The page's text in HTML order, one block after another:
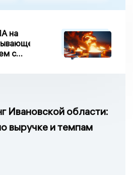
на
с
Ивановской области:
выручке и темпам